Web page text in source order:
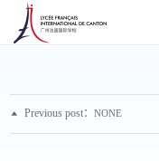
Previous post：NONE